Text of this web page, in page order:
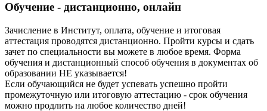
Обучение - дистанционно, онлайн
Зачисление в Институт, оплата, обучение и итоговая
аттестация проводятся дистанционно. Пройти курсы и сдать
зачет по специальности вы можете в любое время. Форма
обучения и дистанционный способ обучения в документах об
образовании НЕ указывается!
Если обучающийся не будет успевать успешно пройти
промежуточную или итоговую аттестацию - срок обучения
можно продлить на любое количество дней!